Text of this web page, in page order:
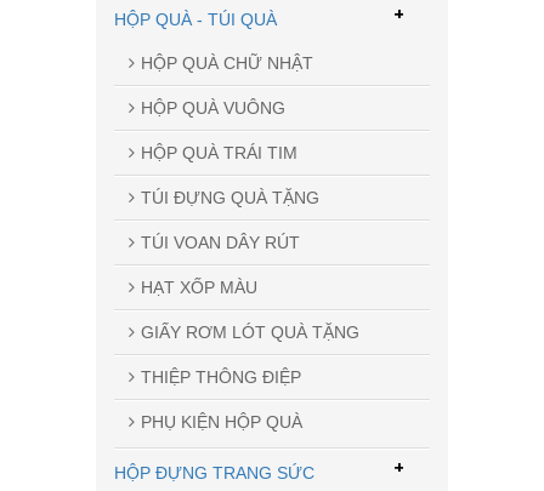
HỘP QUÀ - TÚI QUÀ
HỘP QUÀ CHỮ NHẬT
HỘP QUÀ VUÔNG
HỘP QUÀ TRÁI TIM
TÚI ĐỰNG QUÀ TẶNG
TÚI VOAN DÂY RÚT
HẠT XỐP MÀU
GIẤY RƠM LÓT QUÀ TẶNG
THIỆP THÔNG ĐIỆP
PHỤ KIỆN HỘP QUÀ
+
HỘP ĐỰNG TRANG SỨC +